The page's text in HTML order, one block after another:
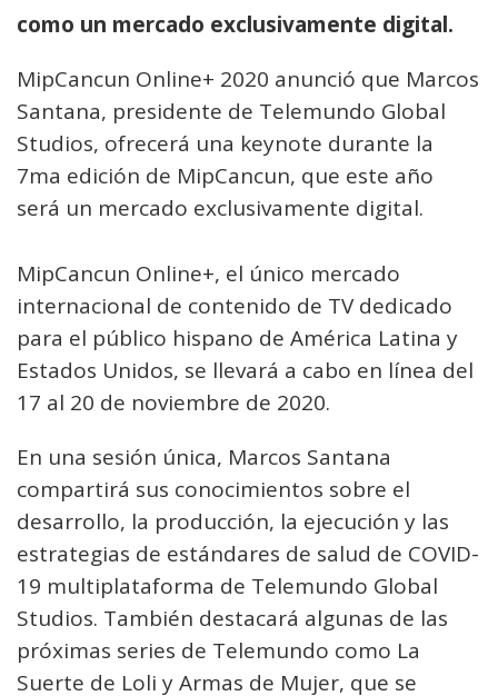
como un mercado exclusivamente digital.
MipCancun Online+ 2020 anunció que Marcos
Santana, presidente de Telemundo Global
Studios, ofrecerá una keynote durante la
7ma edición de MipCancun, que este año
será un mercado exclusivamente digital.
MipCancun Online+, el único mercado
internacional de contenido de TV dedicado
para el público hispano de América Latina y
Estados Unidos, se llevará a cabo en línea del
17 al 20 de noviembre de 2020.
En una sesión única, Marcos Santana
compartirá sus conocimientos sobre el
desarrollo, la producción, la ejecución y las
estrategias de estándares de salud de COVID-
19 multiplataforma de Telemundo Global
Studios. También destacará algunas de las
próximas series de Telemundo como La
Suerte de Loli y Armas de Mujer, que se